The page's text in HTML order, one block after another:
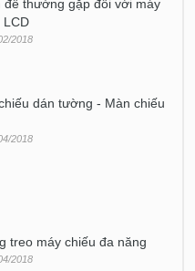
đề thường gặp đối với máy
LCD
2018
dán tường - Màn chiếu
2018
treo máy chiếu đa năng
2018